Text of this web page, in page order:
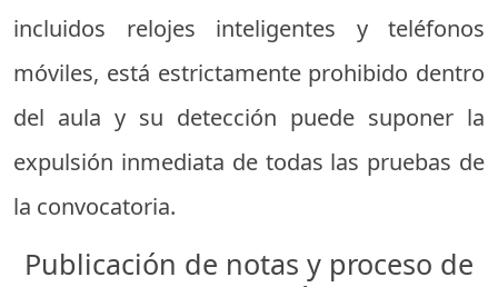
incluidos relojes inteligentes y teléfonos
móviles, está estrictamente prohibido dentro
del aula y su detección puede suponer la
expulsión inmediata de todas las pruebas de
la convocatoria.
Publicación de notas y proceso de